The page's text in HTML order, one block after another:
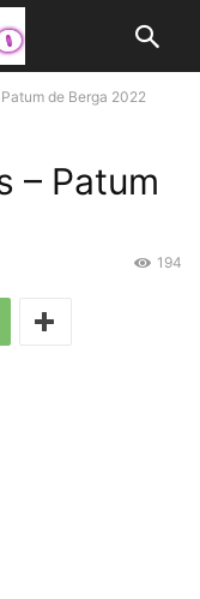
de Berga 2022
– Patum
194